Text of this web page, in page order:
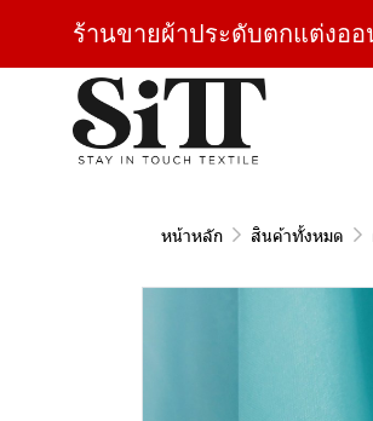
ร้านขายผ้าประดับตกแต่งออ
หน้าหลัก สินค้าทั้งหมด